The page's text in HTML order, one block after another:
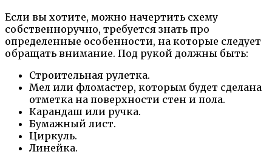
Если вы хотите, можно начертить схему
собственноручно, требуется знать про
определенные особенности, на которые следует
обращать внимание. Под рукой должны быть:
Строительная рулетка.
Мел или фломастер, которым будет сделана
отметка на поверхности стен и пола.
Карандаш или ручка.
Бумажный лист.
Циркуль.
Линейка.